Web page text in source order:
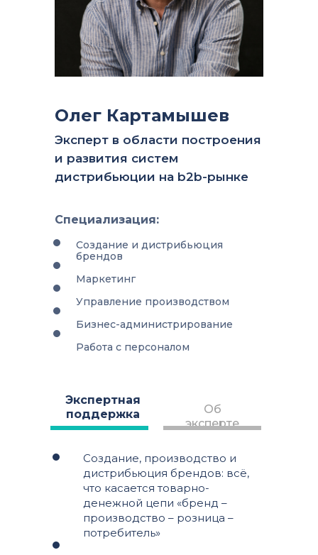
Олег Картамышев
Эксперт в области построения
и развития систем
дистрибьюции на b2b-рынке
Специализация:
Создание и дистрибьюция
брендов
Маркетинг
Управление производством
Бизнес-администрирование
Работа с персоналом
Создание, производство и
дистрибьюция брендов: всё,
что касается товарно-
денежной цепи «бренд –
производство – розница –
потребитель»
Экспертная
поддержка
Об
эксперте